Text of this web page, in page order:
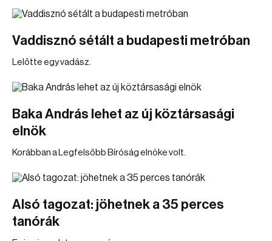
Vaddisznó sétált a budapesti metróban
Lelőtte egy vadász.
Baka András lehet az új köztársasági
elnök
Korábban a Legfelsőbb Bíróság elnöke volt.
Alsó tagozat: jöhetnek a 35 perces
tanórák